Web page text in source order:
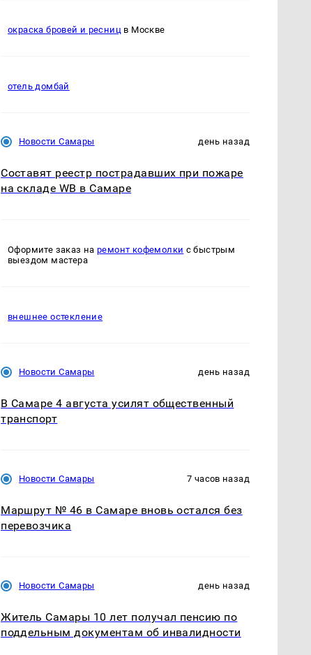
окраска бровей и ресниц в Москве
отель домбай
Новости Самары день назад
Составят реестр пострадавших при пожаре
на складе WB в Самаре
Оформите заказ наремонт кофемолки с быстрым
выездом мастера
внешнее остекление
Новости Самары день назад
В Самаре 4 августа усилят общественный
транспорт
Новости Самары 7 часов назад
Маршрут № 46 в Самаре вновь остался без
перевозчика
Новости Самары день назад
Житель Самары 10 лет получал пенсию по
поддельным документам об инвалидности